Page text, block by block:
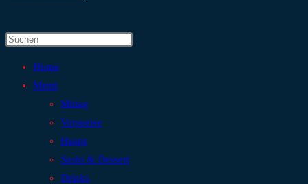
Home
Menü
Mittag
Vorspeise
Haupt
Sushi & Dessert
Drinks